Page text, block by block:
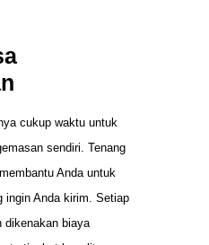
cukup waktu untuk
sendiri. Tenang
Anda untuk
ingin Anda kirim. Setiap
dikenakan biaya